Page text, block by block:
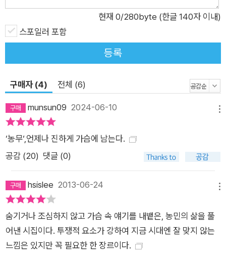
현재 0/280byte (한글 140자 이내)
스포일러 포함
등록
구매자 (4) 전체 (6)
munsun09 2024-06-10
‘농무‘,언제나 진하게 가슴에 남는다.
공감 (20) 댓글 (0)
hsislee 2013-06-24
숨기거나 조심하지 않고 가슴 속 얘기를 내뱉은, 농민의 삶을 풀
어낸 시집이다. 투쟁적 요소가 강하여 지금 시대엔 잘 맞지 않는
느낌은 있지만 꼭 필요한 한 장르이다.